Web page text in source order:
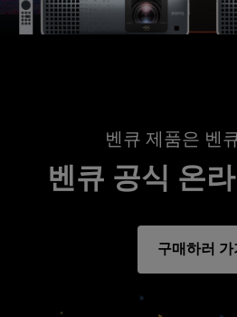
벤큐 제품은 벤
벤큐 공식 온
구매하러 가